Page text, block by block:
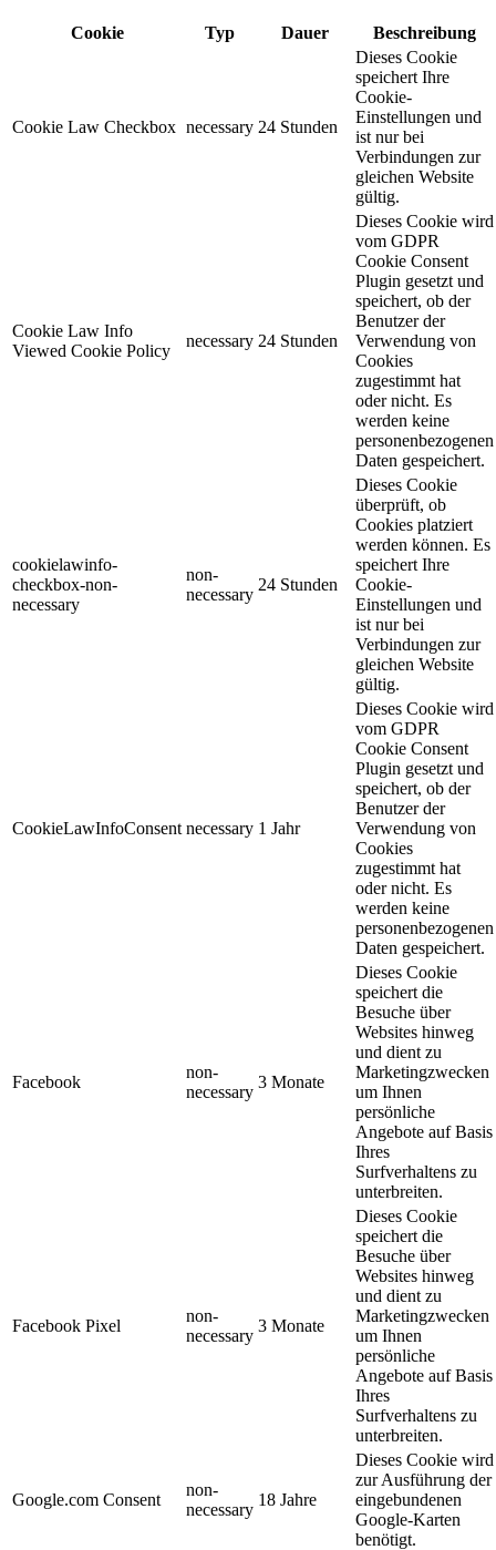
Cookie Typ Dauer Beschreibung
Cookie Law Checkbox necessary 24 Stunden
Dieses Cookie
speichert Ihre
Cookie-
Einstellungen und
ist nur bei
Verbindungen zur
gleichen Website
gültig.
Cookie Law Info
Viewed Cookie Policy
necessary 24 Stunden
Dieses Cookie wird
vom GDPR
Cookie Consent
Plugin gesetzt und
speichert, ob der
Benutzer der
Verwendung von
Cookies
zugestimmt hat
oder nicht. Es
werden keine
personenbezogenen
Daten gespeichert.
cookielawinfo-
checkbox-non-
necessary
non-
necessary
24 Stunden
Dieses Cookie
überprüft, ob
Cookies platziert
werden können. Es
speichert Ihre
Cookie-
Einstellungen und
ist nur bei
Verbindungen zur
gleichen Website
gültig.
CookieLawInfoConsent necessary 1 Jahr
Dieses Cookie wird
vom GDPR
Cookie Consent
Plugin gesetzt und
speichert, ob der
Benutzer der
Verwendung von
Cookies
zugestimmt hat
oder nicht. Es
werden keine
personenbezogenen
Daten gespeichert.
Facebook
non-
necessary
3 Monate
Dieses Cookie
speichert die
Besuche über
Websites hinweg
und dient zu
Marketingzwecken
um Ihnen
persönliche
Angebote auf Basis
Ihres
Surfverhaltens zu
unterbreiten.
Facebook Pixel
non-
necessary
3 Monate
Dieses Cookie
speichert die
Besuche über
Websites hinweg
und dient zu
Marketingzwecken
um Ihnen
persönliche
Angebote auf Basis
Ihres
Surfverhaltens zu
unterbreiten.
Google.com Consent
non-
necessary
18 Jahre
Dieses Cookie wird
zur Ausführung der
eingebundenen
Google-Karten
benötigt.